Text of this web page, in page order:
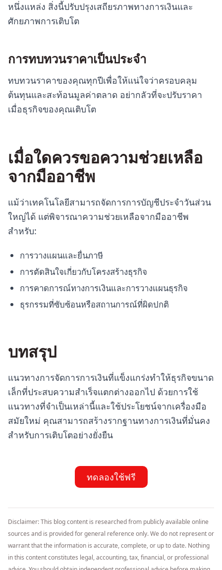
หนึ่งแหล่ง สิ่งนี้ปรับปรุงเสถียรภาพทางการเงินและ
ศักยภาพการเติบโต
การทบทวนราคาเป็นประจำ
ทบทวนราคาของคุณทุกปีเพื่อให้แน่ใจว่าครอบคลุม
ต้นทุนและสะท้อนมูลค่าตลาด อย่ากลัวที่จะปรับราคา
เมื่อธุรกิจของคุณเติบโต
เมื่อใดควรขอความช่วยเหลือ
จากมืออาชีพ
แม้ว่าเทคโนโลยีสามารถจัดการการบัญชีประจำวันส่วน
ใหญ่ได้ แต่พิจารณาความช่วยเหลือจากมืออาชีพ
สำหรับ:
การวางแผนและยื่นภาษี
การตัดสินใจเกี่ยวกับโครงสร้างธุรกิจ
การคาดการณ์ทางการเงินและการวางแผนธุรกิจ
ธุรกรรมที่ซับซ้อนหรือสถานการณ์ที่ผิดปกติ
บทสรุป
แนวทางการจัดการการเงินที่แข็งแกร่งทำให้ธุรกิจขนาด
เล็กที่ประสบความสำเร็จแตกต่างออกไป ด้วยการใช้
แนวทางที่จำเป็นเหล่านี้และใช้ประโยชน์จากเครื่องมือ
สมัยใหม่ คุณสามารถสร้างรากฐานทางการเงินที่มั่นคง
สำหรับการเติบโตอย่างยั่งยืน
ทดลองใช้ฟรี
Disclaimer: This blog content is researched from publicly available online
sources and is provided for general reference only. We do not represent or
warrant that the information is accurate, complete, or up to date. Nothing
in this content constitutes legal, accounting, tax, financial, or professional